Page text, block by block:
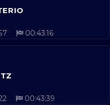
00:43:16
00:43:39